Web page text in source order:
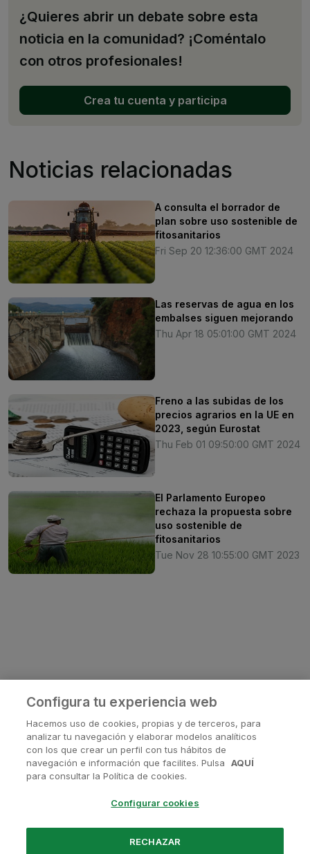
¿Quieres abrir un debate sobre esta
noticia en la comunidad? ¡Coméntalo
con otros profesionales!
Crea tu cuenta y participa
Noticias relacionadas
A consulta el borrador de
plan sobre uso sostenible de
fitosanitarios
Fri Sep 20 12:36:00 GMT 2024
Las reservas de agua en los
embalses siguen mejorando
Thu Apr 18 05:01:00 GMT 2024
Freno a las subidas de los
precios agrarios en la UE en
2023, según Eurostat
Thu Feb 01 09:50:00 GMT 2024
El Parlamento Europeo
rechaza la propuesta sobre
uso sostenible de
fitosanitarios
Tue Nov 28 10:55:00 GMT 2023
¿Tienes alguna pregunta?
Contactanos en
Configura tu experiencia web
Hacemos uso de cookies, propias y de terceros, para
analizar tu navegación y elaborar modelos analíticos
con los que crear un perfil con tus hábitos de
navegación e información que facilites. Pulsa
AQUÍ
para consultar la Política de cookies.
Configurar cookies
RECHAZAR